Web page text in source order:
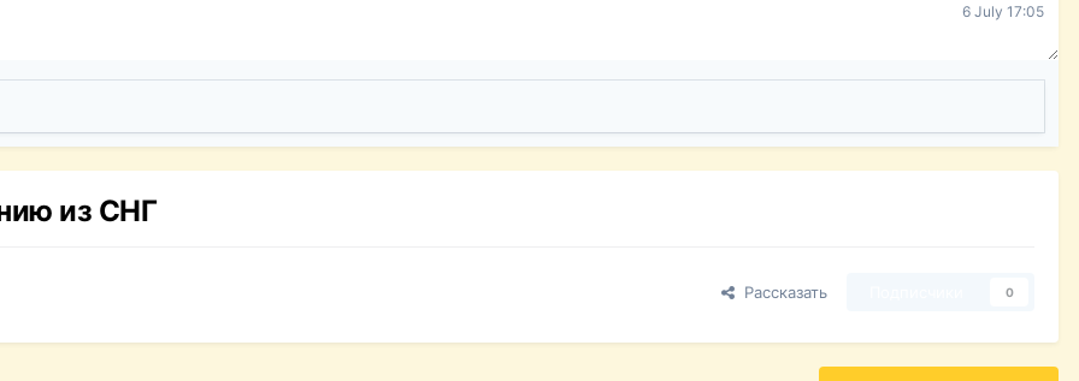
6 July 17:05
из СНГ
Рассказать 0